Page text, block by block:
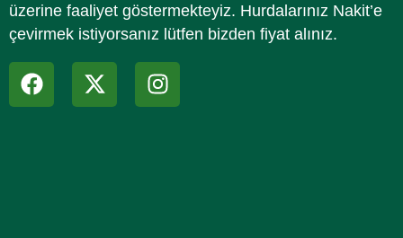
üzerine faaliyet göstermekteyiz. Hurdalarınız Nakit’e
çevirmek istiyorsanız lütfen bizden fiyat alınız.